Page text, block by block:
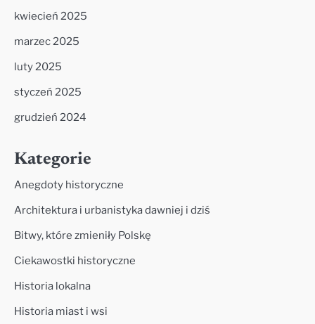
kwiecień 2025
marzec 2025
luty 2025
styczeń 2025
grudzień 2024
Kategorie
Anegdoty historyczne
Architektura i urbanistyka dawniej i dziś
Bitwy, które zmieniły Polskę
Ciekawostki historyczne
Historia lokalna
Historia miast i wsi